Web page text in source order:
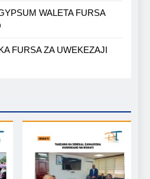
WALETA FURSA
FURSA ZA UWEKEZAJI